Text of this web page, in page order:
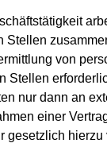
Stellen
von
Stellen
nur dann an
einer
gesetzlich hierzu